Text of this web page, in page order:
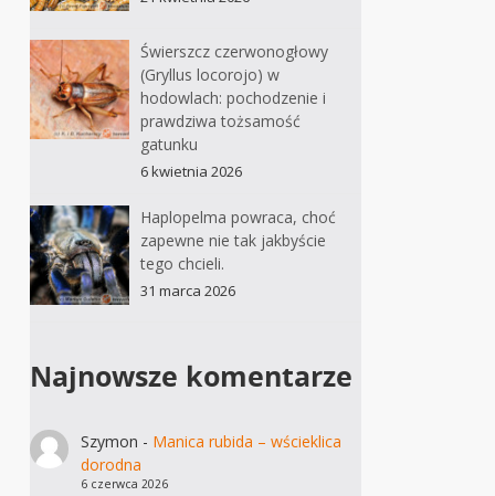
Świerszcz czerwonogłowy
(Gryllus locorojo) w
hodowlach: pochodzenie i
prawdziwa tożsamość
gatunku
6 kwietnia 2026
Haplopelma powraca, choć
zapewne nie tak jakbyście
tego chcieli.
31 marca 2026
Najnowsze komentarze
Szymon - Manica rubida – wścieklica
dorodna
6 czerwca 2026